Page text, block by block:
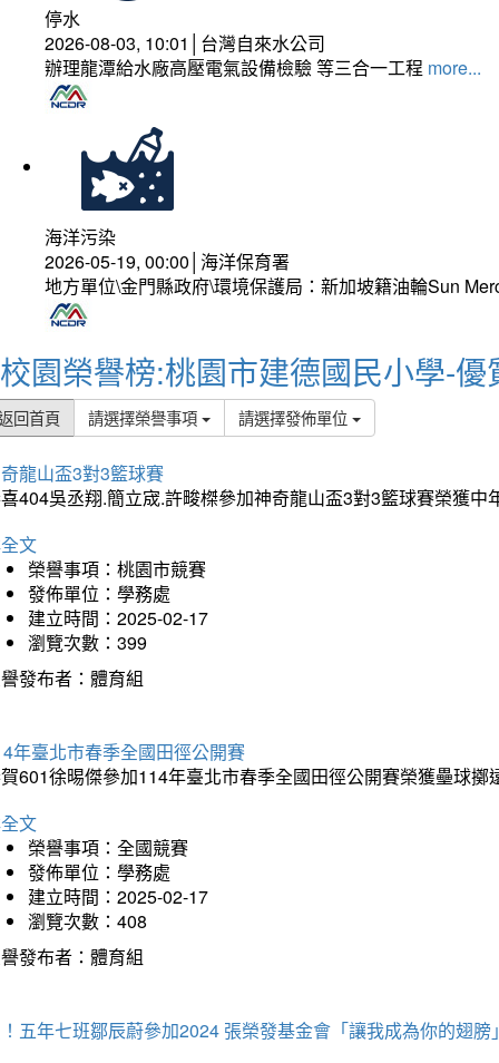
停水
2026-08-03, 10:01│台灣自來水公司
辦理龍潭給水廠高壓電氣設備檢驗 等三合一工程 more...
海洋污染
2026-05-19, 00:00│海洋保育署
地方單位\金門縣政府\環境保護局：新加坡籍油輪Sun
校園榮譽榜:桃園市建德國民小學-優
回首頁 請選擇榮譽事項 請選擇發佈單位
龍山盃3對3籃球賽
404吳丞翔.簡立宬.許畯榤參加神奇龍山盃3對3籃球賽榮獲中
文
榮譽事項：桃園市競賽
發佈單位：學務處
建立時間：2025-02-17
瀏覽次數：399
發布者：體育組
年臺北市春季全國田徑公開賽
601徐晹傑參加114年臺北市春季全國田徑公開賽榮獲壘球擲
文
榮譽事項：全國競賽
發佈單位：學務處
建立時間：2025-02-17
瀏覽次數：408
發布者：體育組
五年七班鄒辰蔚參加2024 張榮發基金會「讓我成為你的翅